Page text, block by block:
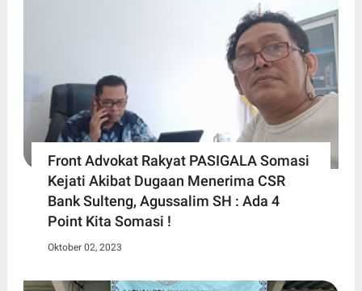
Front Advokat Rakyat PASIGALA Somasi
Kejati Akibat Dugaan Menerima CSR
Bank Sulteng, Agussalim SH : Ada 4
Point Kita Somasi !
Oktober 02, 2023